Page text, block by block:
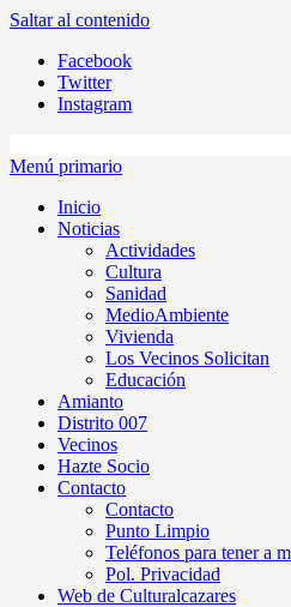
Saltar al contenido
Facebook
Twitter
Instagram
Menú primario
Inicio
Noticias
Actividades
Cultura
Sanidad
MedioAmbiente
Vivienda
Los Vecinos Solicitan
Educación
Amianto
Distrito 007
Vecinos
Hazte Socio
Contacto
Contacto
Punto Limpio
Teléfonos para tener a
Pol. Privacidad
Web de Culturalcazares